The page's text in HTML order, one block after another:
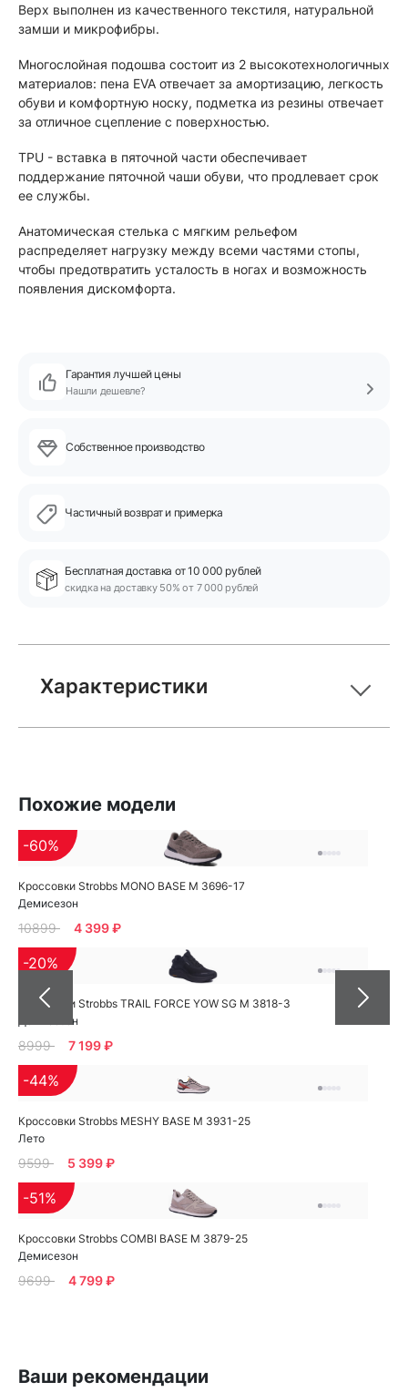
Верх выполнен из качественного текстиля, натуральной
замши и микрофибры.
Многослойная подошва состоит из 2 высокотехнологичных
материалов: пена EVA отвечает за амортизацию, легкость
обуви и комфортную носку, подметка из резины отвечает
за отличное сцепление с поверхностью.
TPU - вставка в пяточной части обеспечивает
поддержание пяточной чаши обуви, что продлевает срок
ее службы.
Анатомическая стелька с мягким рельефом
распределяет нагрузку между всеми частями стопы,
чтобы предотвратить усталость в ногах и возможность
появления дискомфорта.
Гарантия лучшей цены
Нашли дешевле?
Собственное производство
Частичный возврат и примерка
Бесплатная доставка от 10 000 рублей
скидка на доставку 50% от 7 000 рублей
Характеристики
Похожие модели
Кроссовки Strobbs MONO BASE M 3696-17
Демисезон
-60%
10899 4 399 ₽
Кроссовки Strobbs TRAIL FORCE YOW SG M 3818-3
Демисезон
-20%
8999 7 199 ₽
Кроссовки Strobbs MESHY BASE M 3931-25
Лето
-44%
9599 5 399 ₽
Кроссовки Strobbs COMBI BASE M 3879-25
Демисезон
-51%
9699 4 799 ₽
Ваши рекомендации